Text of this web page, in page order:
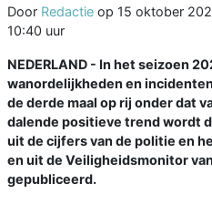
Door Redactie op 15 oktober
10:40 uur
NEDERLAND - In het seizoen
wanordelijkheden en
de derde maal op rij onder dat
dalende positieve trend wordt
uit de cijfers van de politie en
en uit de Veiligheidsmonitor
gepubliceerd.